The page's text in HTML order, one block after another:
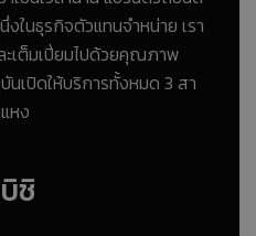
ในธุรกิจตัวแทนจำหน่าย เรา
เต็มเปี่ยมไปด้วยคุณภาพ
เปิดให้บริการทั้งหมด 3 สา
หง
ชิ